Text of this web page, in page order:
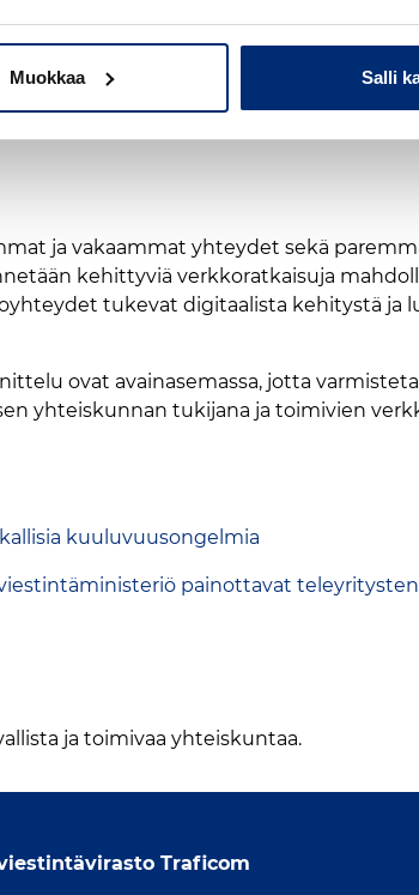
Muokkaa Salli
tavoitteena on paitsi varmistaa
saatavuudessa, korostaa johtajaLasse
Erityisesti syrjäseuduille
ja vakaammat yhteydet sekä
kehittyviä verkkoratkaisuja
tukevat digitaalista kehitystä ja
ovat avainasemassa, jotta
yhteiskunnan tukijana ja toimivien
kuuluvuusongelmia
painottavat
ja toimivaa yhteiskuntaa.
Traficom